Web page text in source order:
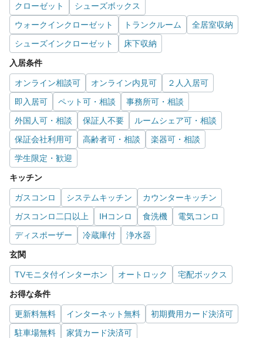
クローゼット
シューズボックス
ウォークインクローゼット
トランクルーム
全居室収納
シューズインクローゼット
床下収納
入居条件
オンライン相談可 オンライン内見可
２人入居可
即入居可
ペット可・相談
事務所可・相談
外国人可・相談
保証人不要
ルームシェア可・相談
保証会社利用可
高齢者可・相談
楽器可・相談
学生限定・歓迎
キッチン
ガスコンロ システムキッチン
カウンターキッチン
ガスコンロ二口以上
IHコンロ 食洗機
電気コンロ
ディスポーザー
冷蔵庫付 浄水器
玄関
TVモニタ付インターホン オートロック 宅配ボックス
お得な条件
更新料無料 インターネット無料
初期費用カード決済可
駐車場無料
家賃カード決済可